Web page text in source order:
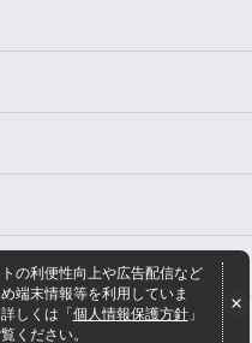
の利便性向上や広告配信など
端末情報等を利用していま
しくは「個人情報保護方針」
ください。